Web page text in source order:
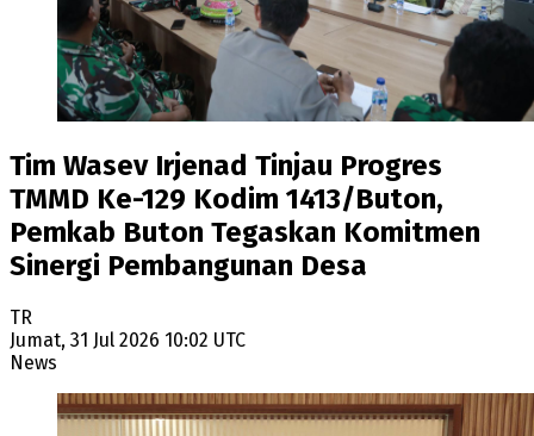
Tim Wasev Irjenad Tinjau Progres
TMMD Ke-129 Kodim 1413/Buton,
Pemkab Buton Tegaskan Komitmen
Sinergi Pembangunan Desa
TR
Jumat, 31 Jul 2026 10:02 UTC
News